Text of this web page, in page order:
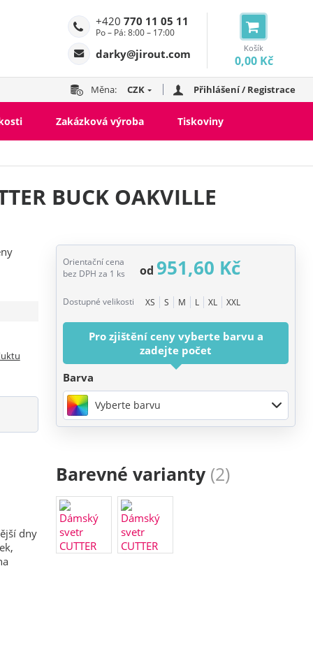
Košík
0,00 Kč
+420 770 11 05 11
Po – Pá: 8:00 – 17:00
darky@jirout.com
Měna: CZK Přihlášení / Registrace
Zakázková výroba Tiskoviny
BUCK OAKVILLE
Orientační cena
bez DPH za 1 ks
od 951,60 Kč
Dostupné velikosti XS S M L XL XXL
Pro zjištění ceny vyberte barvu a
zadejte počet
Barva
Vyberte barvu
dny
Barevné varianty (2)